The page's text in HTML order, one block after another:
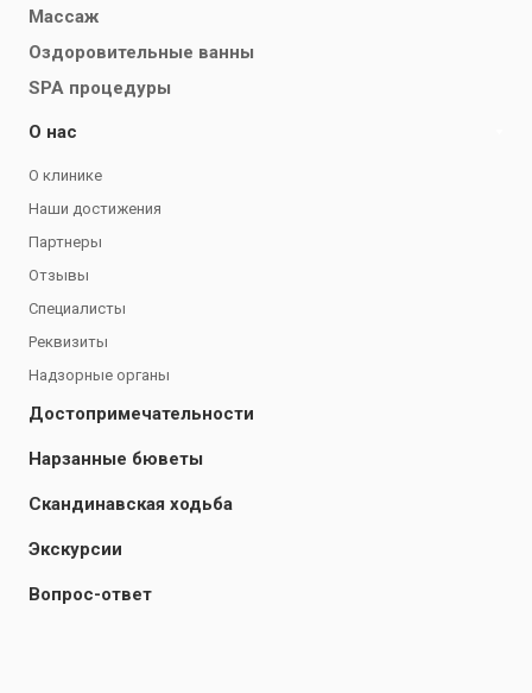
Массаж
Оздоровительные ванны
SPA процедуры
О нас
О клинике
Наши достижения
Партнеры
Отзывы
Специалисты
Реквизиты
Надзорные органы
Достопримечательности
Нарзанные бюветы
Скандинавская ходьба
Экскурсии
Вопрос-ответ